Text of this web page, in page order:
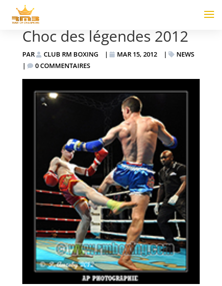
Choc des légendes 2012
PAR CLUB RM BOXING | MAR 15, 2012 |
NEWS
|
0 COMMENTAIRES